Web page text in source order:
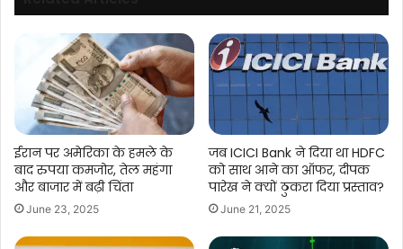
ईरान पर अमेरिका के हमले के
बाद रुपया कमजोर, तेल महंगा
और बाजार में बढ़ी चिंता
June 23, 2025
जब ICICI Bank ने दिया था HDFC
को साथ आने का ऑफर, दीपक
पारेख ने क्यों ठुकरा दिया प्रस्ताव?
June 21, 2025